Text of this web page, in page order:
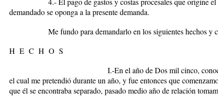
demandado se oponga a la presente demanda.
Me fundo para demandarlo en los siguientes hechos y
H E C H O S
I.-En el año de Dos mil cinco,
el cual me pretendió durante un año, y fue entonces que
que él se encontraba separado, pasado medio año de relación